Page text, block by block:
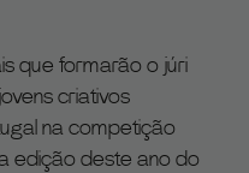
que formarão o júri
criativos
na competição
edição deste ano do